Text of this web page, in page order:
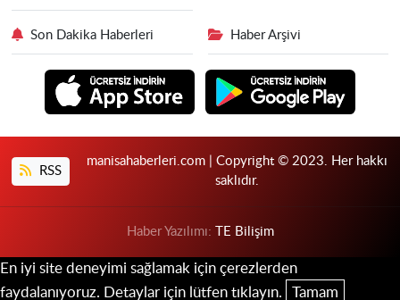
Son Dakika Haberleri Haber Arşivi
RSS
manisahaberleri.com | Copyright © 2023. Her hakkı
saklıdır.
Haber Yazılımı: TE Bilişim
En iyi site deneyimi sağlamak için çerezlerden
faydalanıyoruz. Detaylar için lütfen tıklayın.
Tamam